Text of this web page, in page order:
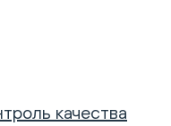
качества